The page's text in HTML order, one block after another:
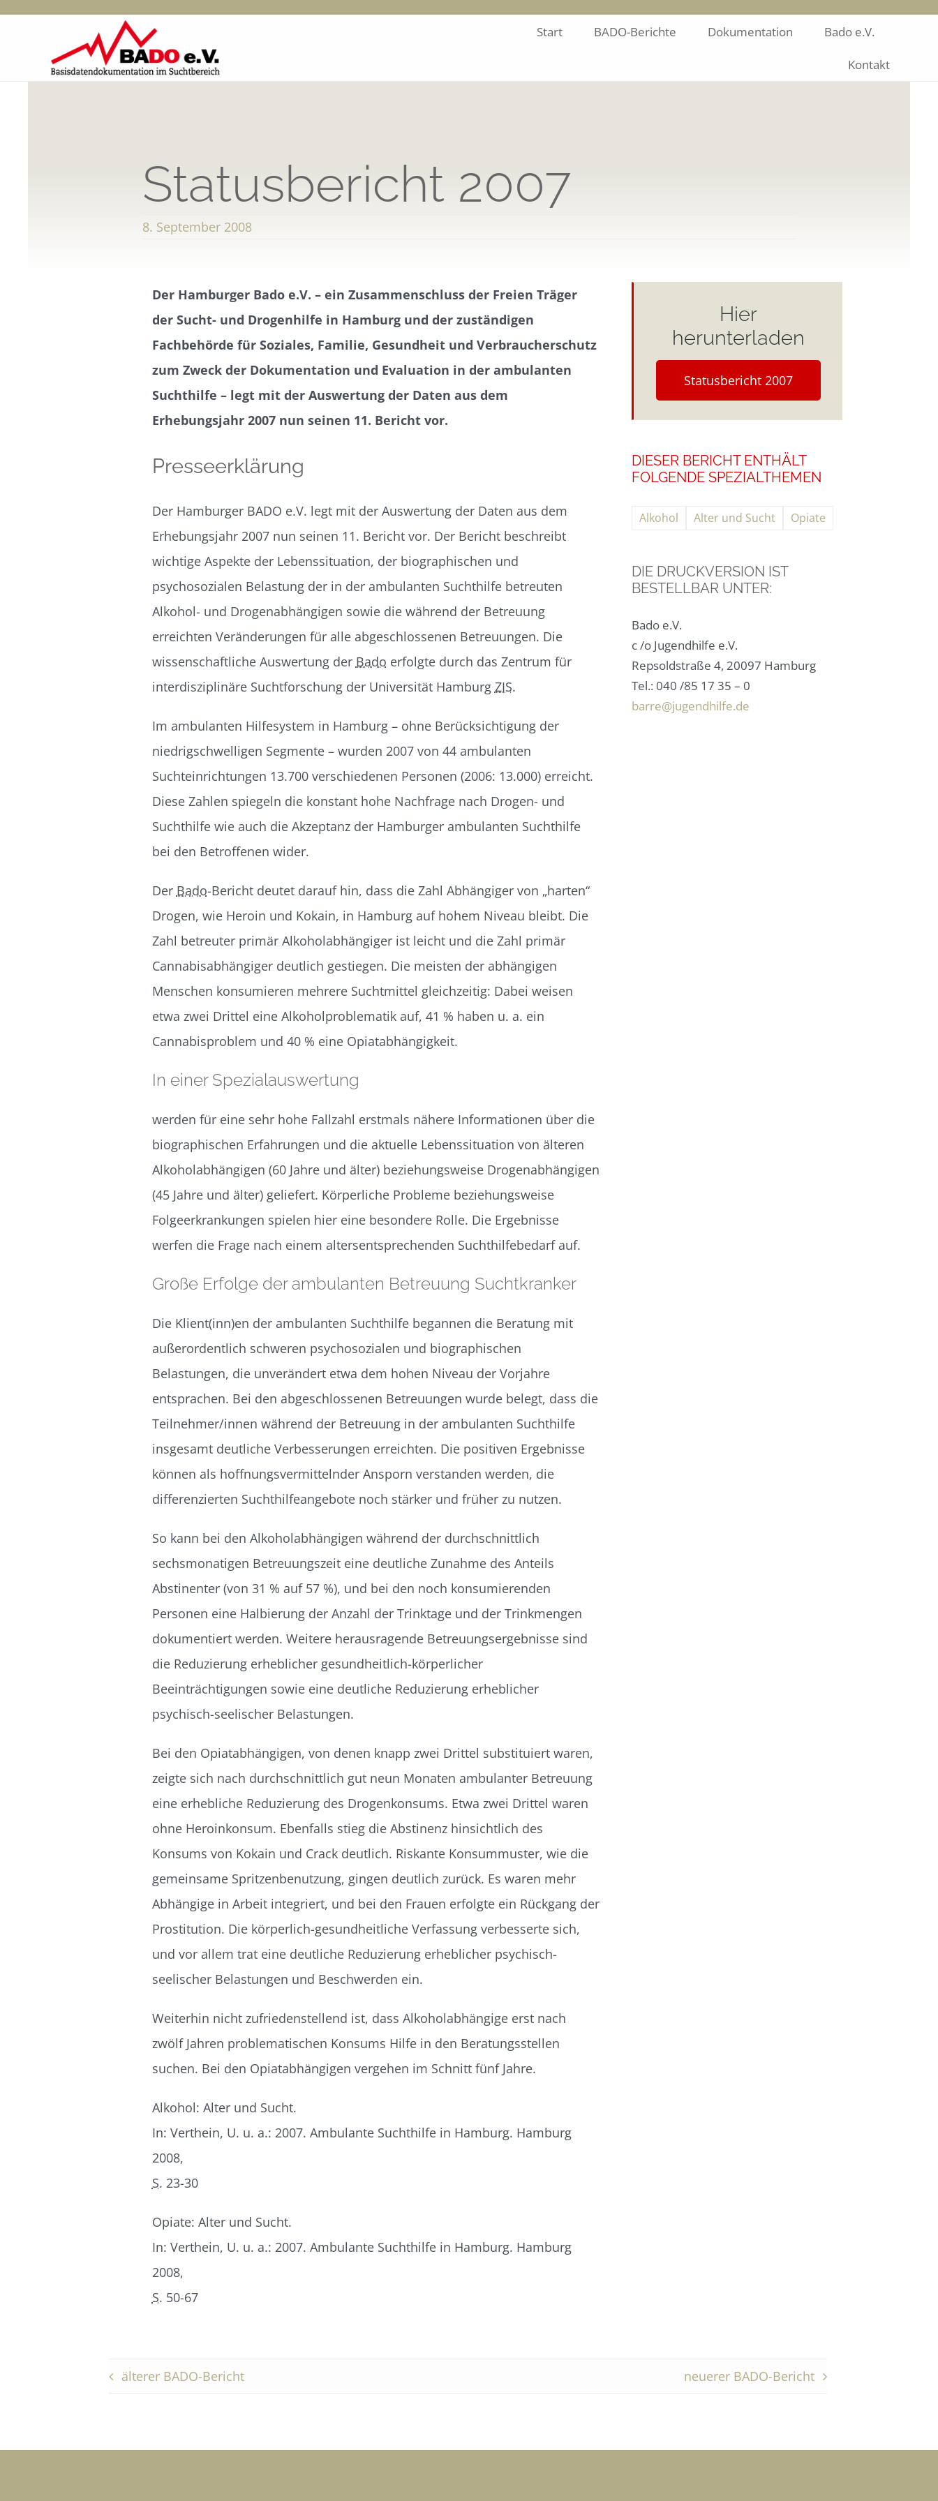
Zum
Start BADO-Berichte Dokumentation Bado e.V.
Kontakt
Statusbericht 2007
8. September 2008
Der Hamburger Bado e.V. – ein Zusammenschluss der Freien Träger
der Sucht- und Drogenhilfe in Hamburg und der zuständigen
Fachbehörde für Soziales, Familie, Gesundheit und Verbraucherschutz
zum Zweck der Dokumentation und Evaluation in der ambulanten
Suchthilfe – legt mit der Auswertung der Daten aus dem
Erhebungsjahr 2007 nun seinen 11. Bericht vor.
Presseerklärung
Der Hamburger BADO e.V. legt mit der Auswertung der Daten aus dem
Erhebungsjahr 2007 nun seinen 11. Bericht vor. Der Bericht beschreibt
wichtige Aspekte der Lebenssituation, der biographischen und
psychosozialen Belastung der in der ambulanten Suchthilfe betreuten
Alkohol- und Drogenabhängigen sowie die während der Betreuung
erreichten Veränderungen für alle abgeschlossenen Betreuungen. Die
wissenschaftliche Auswertung der Bado erfolgte durch das Zentrum für
interdisziplinäre Suchtforschung der Universität Hamburg ZIS.
Im ambulanten Hilfesystem in Hamburg – ohne Berücksichtigung der
niedrigschwelligen Segmente – wurden 2007 von 44 ambulanten
Suchteinrichtungen 13.700 verschiedenen Personen (2006: 13.000) erreicht.
Diese Zahlen spiegeln die konstant hohe Nachfrage nach Drogen- und
Suchthilfe wie auch die Akzeptanz der Hamburger ambulanten Suchthilfe
bei den Betroffenen wider.
Der Bado-Bericht deutet darauf hin, dass die Zahl Abhängiger von „harten“
Drogen, wie Heroin und Kokain, in Hamburg auf hohem Niveau bleibt. Die
Zahl betreuter primär Alkoholabhängiger ist leicht und die Zahl primär
Cannabisabhängiger deutlich gestiegen. Die meisten der abhängigen
Menschen konsumieren mehrere Suchtmittel gleichzeitig: Dabei weisen
etwa zwei Drittel eine Alkoholproblematik auf, 41 % haben u. a. ein
Cannabisproblem und 40 % eine Opiatabhängigkeit.
In einer Spezialauswertung
werden für eine sehr hohe Fallzahl erstmals nähere Informationen über die
biographischen Erfahrungen und die aktuelle Lebenssituation von älteren
Alkoholabhängigen (60 Jahre und älter) beziehungsweise Drogenabhängigen
(45 Jahre und älter) geliefert. Körperliche Probleme beziehungsweise
Folgeerkrankungen spielen hier eine besondere Rolle. Die Ergebnisse
werfen die Frage nach einem altersentsprechenden Suchthilfebedarf auf.
Große Erfolge der ambulanten Betreuung Suchtkranker
Die Klient(inn)en der ambulanten Suchthilfe begannen die Beratung mit
außerordentlich schweren psychosozialen und biographischen
Belastungen, die unverändert etwa dem hohen Niveau der Vorjahre
entsprachen. Bei den abgeschlossenen Betreuungen wurde belegt, dass die
Teilnehmer/innen während der Betreuung in der ambulanten Suchthilfe
insgesamt deutliche Verbesserungen erreichten. Die positiven Ergebnisse
können als hoffnungsvermittelnder Ansporn verstanden werden, die
differenzierten Suchthilfeangebote noch stärker und früher zu nutzen.
So kann bei den Alkoholabhängigen während der durchschnittlich
sechsmonatigen Betreuungszeit eine deutliche Zunahme des Anteils
Abstinenter (von 31 % auf 57 %), und bei den noch konsumierenden
Personen eine Halbierung der Anzahl der Trinktage und der Trinkmengen
dokumentiert werden. Weitere herausragende Betreuungsergebnisse sind
die Reduzierung erheblicher gesundheitlich-körperlicher
Beeinträchtigungen sowie eine deutliche Reduzierung erheblicher
psychisch-seelischer Belastungen.
Bei den Opiatabhängigen, von denen knapp zwei Drittel substituiert waren,
zeigte sich nach durchschnittlich gut neun Monaten ambulanter Betreuung
eine erhebliche Reduzierung des Drogenkonsums. Etwa zwei Drittel waren
ohne Heroinkonsum. Ebenfalls stieg die Abstinenz hinsichtlich des
Konsums von Kokain und Crack deutlich. Riskante Konsummuster, wie die
gemeinsame Spritzenbenutzung, gingen deutlich zurück. Es waren mehr
Abhängige in Arbeit integriert, und bei den Frauen erfolgte ein Rückgang der
Prostitution. Die körperlich-gesundheitliche Verfassung verbesserte sich,
und vor allem trat eine deutliche Reduzierung erheblicher psychisch-
seelischer Belastungen und Beschwerden ein.
Weiterhin nicht zufriedenstellend ist, dass Alkoholabhängige erst nach
zwölf Jahren problematischen Konsums Hilfe in den Beratungsstellen
suchen. Bei den Opiatabhängigen vergehen im Schnitt fünf Jahre.
Alkohol: Alter und Sucht.
In: Verthein, U. u. a.: 2007. Ambulante Suchthilfe in Hamburg. Hamburg
2008,
S. 23-30
Opiate: Alter und Sucht.
In: Verthein, U. u. a.: 2007. Ambulante Suchthilfe in Hamburg. Hamburg
2008,
S. 50-67
Hier
herunterladen
Statusbericht 2007
DIESER BERICHT ENTHÄLT
FOLGENDE SPEZIALTHEMEN
Alkohol Alter und Sucht Opiate
DIE DRUCKVERSION IST
BESTELLBAR UNTER:
Bado e.V.
c /o Jugendhilfe e.V.
Repsoldstraße 4, 20097 Hamburg
Tel.: 040 /85 17 35 – 0
barre@jugendhilfe.de
älterer BADO-Bericht neuerer BADO-Bericht